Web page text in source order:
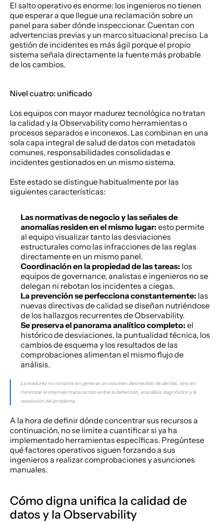
El salto operativo es enorme: los ingenieros no tienen
que esperar a que llegue una reclamación sobre un
panel para saber dónde inspeccionar. Cuentan con
advertencias previas y un marco situacional preciso. La
gestión de incidentes es más ágil porque el propio
sistema señala directamente la fuente más probable
de los cambios.
Nivel cuatro: unificado
Los equipos con mayor madurez tecnológica no tratan
la calidad y la Observability como herramientas o
procesos separados e inconexos. Las combinan en una
sola capa integral de salud de datos con metadatos
comunes, responsabilidades consolidadas e
incidentes gestionados en un mismo sistema.
Este estado se distingue habitualmente por las
siguientes características:
Las normativas de negocio y las señales de
anomalías residen en el mismo lugar: esto permite
al equipo visualizar tanto las desviaciones
estructurales como las infracciones de las reglas
directamente en un mismo panel.
Coordinación en la propiedad de las tareas: los
equipos de governance, analistas e ingenieros no se
delegan ni rebotan los incidentes a ciegas.
La prevención se perfecciona constantemente: las
nuevas directivas de calidad se diseñan nutriéndose
de los hallazgos recurrentes de Observability.
Se preserva el panorama analítico completo: el
histórico de desviaciones, la puntualidad técnica, los
cambios de esquema y los resultados de las
comprobaciones alimentan el mismo flujo de
análisis.
La madurez no consiste en generar un volumen desmedido de alertas, sino en
minimizar el intervalo transcurrido entre la detección, el análisis diagnóstico y la
resolución del problema.
A la hora de definir dónde concentrar sus recursos a
continuación, no se limite a cuantificar si ya ha
implementado herramientas específicas. Pregúntese
qué factores operativos siguen forzando a sus
ingenieros a realizar comprobaciones y asunciones
manuales.
Cómo digna unifica la calidad de
datos y la Observability